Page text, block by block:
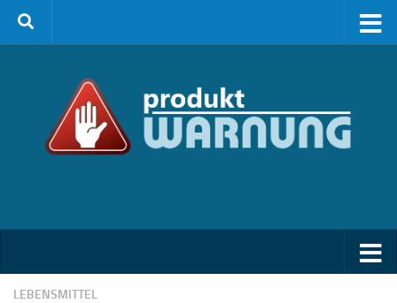
Zum Inhalt springen
LEBENSMITTEL